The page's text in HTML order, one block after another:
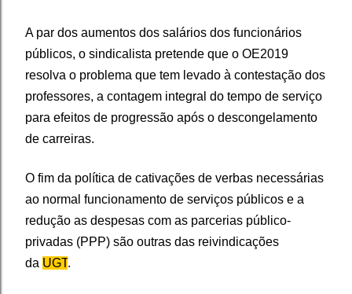
A par dos aumentos dos salários dos funcionários
públicos, o sindicalista pretende que o OE2019
resolva o problema que tem levado à contestação dos
professores, a contagem integral do tempo de serviço
para efeitos de progressão após o descongelamento
de carreiras.
O fim da política de cativações de verbas necessárias
ao normal funcionamento de serviços públicos e a
redução as despesas com as parcerias público-
privadas (PPP) são outras das reivindicações
da UGT.